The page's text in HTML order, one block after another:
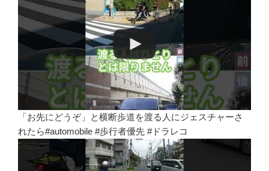
「お先にどうぞ」と横断歩道を渡る人にジェスチャーさ
れたら#automobile #歩行者優先 #ドラレコ